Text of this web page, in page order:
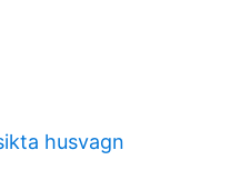
husvagn